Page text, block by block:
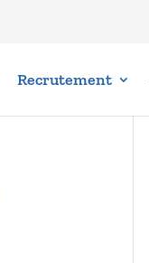
Recrutement